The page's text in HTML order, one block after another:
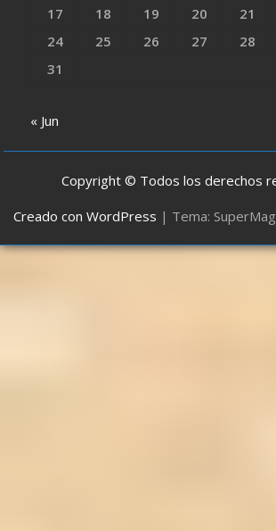
17
18 19 20 21
24
25 26 27 28
31
« Jun
Copyright © Todos los derechos
Creado con WordPress | Tema: